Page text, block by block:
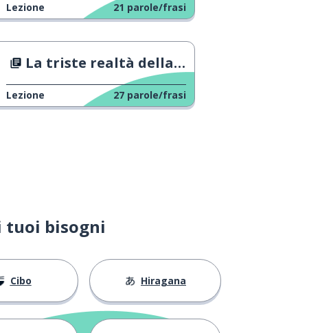
Lezione 21 parole/frasi
La triste realtà della festa del papà
Lezione 27 parole/frasi
tuoi bisogni
Cibo Hiragana